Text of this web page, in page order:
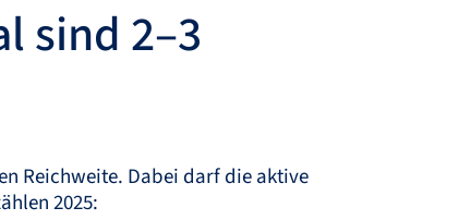
sind 2–3
Reichweite. Dabei darf die aktive
2025: